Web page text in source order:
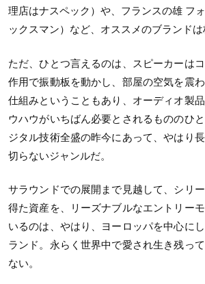
理店はナスペック）や、フランスの雄 フ
ックスマン）など、オススメのブランドは
ただ、ひとつ言えるのは、スピーカーは
作用で振動板を動かし、部屋の空気を震
仕組みということもあり、オーディオ製
ウハウがいちばん必要とされるもののひ
ジタル技術全盛の昨今にあって、やはり
切らないジャンルだ。
サラウンドでの展開まで見越して、シリ
得た資産を、リーズナブルなエントリー
いるのは、やはり、ヨーロッパを中心に
ランド。永らく世界中で愛され生き残っ
ない。